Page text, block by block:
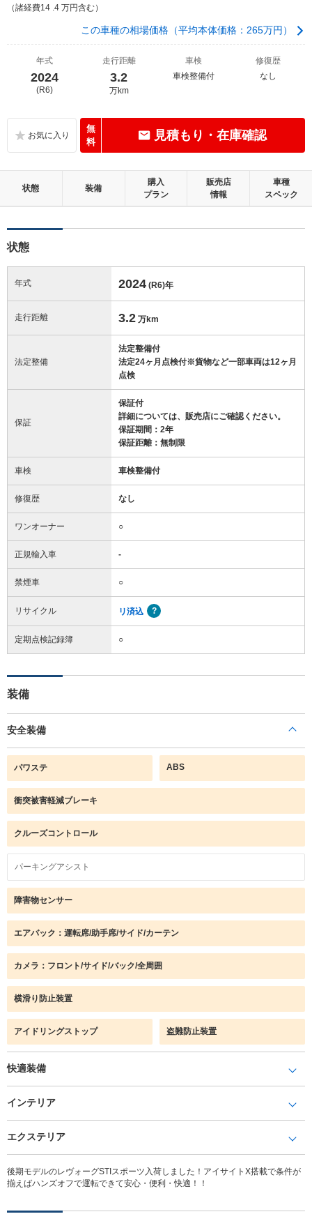
（諸経費14 .4 万円含む）
この車種の相場価格（平均本体価格：265万円）
年式
2024
(R6)
走行距離
3.2
万km
車検
車検整備付
修復歴
なし
無
料
見積もり・在庫確認
状態 装備
購入
プラン
販売店
情報
車種
スペック
状態
年式 2024 (R6)年
走行距離 3.2 万km
法定整備
法定整備付
法定24ヶ月点検付※貨物など一部車両は12ヶ月
点検
保証
保証付
詳細については、販売店にご確認ください。
保証期間：2年
保証距離：無制限
車検 車検整備付
修復歴 なし
ワンオーナー ○
正規輸入車 -
禁煙車 ○
リサイクル リ済込
定期点検記録簿 ○
装備
安全装備
パワステ ABS
衝突被害軽減ブレーキ
クルーズコントロール
パーキングアシスト
障害物センサー
エアバック：運転席/助手席/サイド/カーテン
カメラ：フロント/サイド/バック/全周囲
横滑り防止装置
アイドリングストップ 盗難防止装置
快適装備
インテリア
エクステリア
後期モデルのレヴォーグSTIスポーツ入荷しました！アイサイトX搭載で条件が
揃えばハンズオフで運転できて安心・便利・快適！！